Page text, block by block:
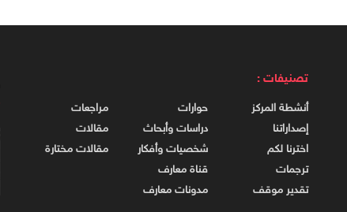
تصنيفات :
أنشطة المركز
إصداراتنا
اخترنا لكم
ترجمات
تقدير موقف
حوارات
دراسات وأبحاث
شخصيات وأفكار
قناة معارف
مدونات معارف
مراجعات
مقالات
مقالات مختارة